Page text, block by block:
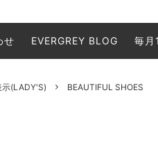
ブランドで
す(LADY'S) アイテムカ
せ EVERGREY BLOG 毎月
示(LADY'S) BEAUTIFUL SHOES